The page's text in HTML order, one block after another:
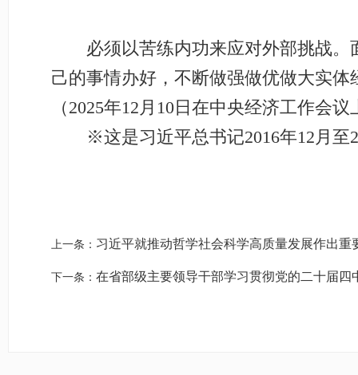
必须以苦练内功来应对外部挑战。
己的事情办好，不断做强做优做大实
（2025年12月10日在中央经济工作会
※这是习近平总书记2016年12月至
上一条： 习近平就推动哲学社会科学高质量发展作出重
下一条： 在省部级主要领导干部学习贯彻党的二十届四